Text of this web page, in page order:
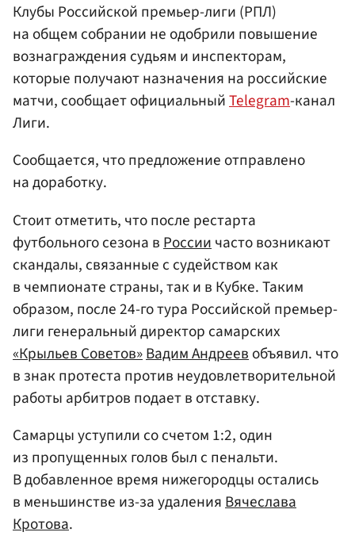
Клубы Российской премьер-лиги (РПЛ)
на общем собрании не одобрили повышение
вознаграждения судьям и инспекторам,
которые получают назначения на российские
матчи, сообщает официальныйTelegram-канал
Лиги.
Сообщается, что предложение отправлено
на доработку.
Стоит отметить, что после рестарта
футбольного сезона в России часто возникают
скандалы, связанные с судейством как
в чемпионате страны, так и в Кубке. Таким
образом, после 24-го тура Российской премьер-
лиги генеральный директор самарских
«Крыльев Советов»Вадим Андреев объявил. что
в знак протеста против неудовлетворительной
работы арбитров подает в отставку.
Самарцы уступили со счетом 1:2, один
из пропущенных голов был с пенальти.
В добавленное время нижегородцы остались
в меньшинстве из-за удаленияВячеслава
Кротова.